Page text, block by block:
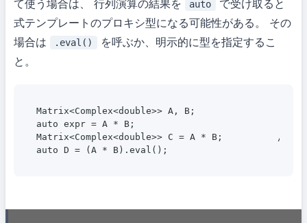
て使う場合は、 行列演算の結果を
auto
で受け取ると
式テンプレートのプロキシ型になる可能性がある。 その
場合は
.eval()
を呼ぶか、明示的に型を指定するこ
と。
Matrix<Complex<double>> A, B;
auto expr = A * B;                           // プロキ
Matrix<Complex<double>> C = A * B;          // 確実
auto D = (A * B).eval();                     // eval()